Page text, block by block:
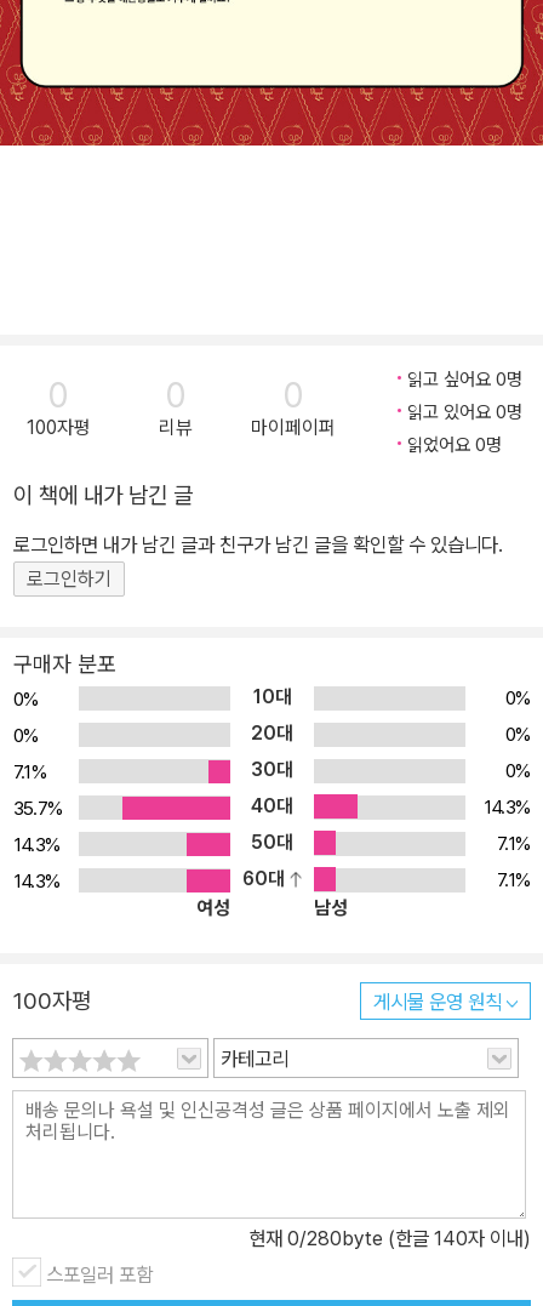
0
100자평
0
리뷰
0
마이페이퍼
읽고 싶어요 0명
읽고 있어요 0명
읽었어요 0명
이 책에 내가 남긴 글
로그인하면 내가 남긴 글과 친구가 남긴 글을 확인할 수 있습니다.
로그인하기
구매자 분포
0% 10대
0%
0%
20대
0%
7.1%
30대
0%
35.7%
40대
14.3%
14.3%
50대
7.1%
14.3%
60대
7.1%
여성
남성
100자평 게시물 운영 원칙
카테고리
현재 0/280byte (한글 140자 이내)
스포일러 포함